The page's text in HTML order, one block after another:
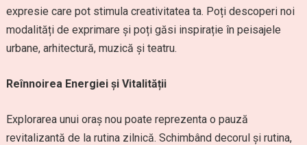
expresie care pot stimula creativitatea ta. Poți descoperi noi
modalități de exprimare și poți găsi inspirație în peisajele
urbane, arhitectură, muzică și teatru.
Reînnoirea Energiei și Vitalității
Explorarea unui oraș nou poate reprezenta o pauză
revitalizantă de la rutina zilnică. Schimbând decorul și rutina,